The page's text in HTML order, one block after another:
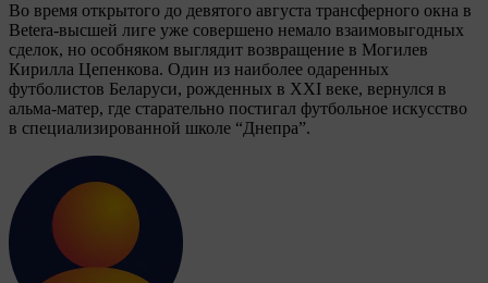
Во время открытого до девятого августа трансферного окна в
Betera-высшей лиге уже совершено немало взаимовыгодных
сделок, но особняком выглядит возвращение в Могилев
Кирилла Цепенкова. Один из наиболее одаренных
футболистов Беларуси, рожденных в XXI веке, вернулся в
альма-матер, где старательно постигал футбольное искусство
в специализированной школе “Днепра”.